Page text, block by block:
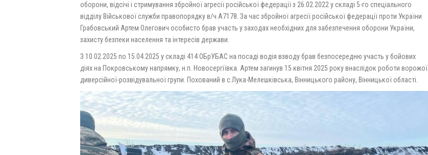
оборони, відсічі і стримування збройної агресії російської федерації з 26.02.2022 у складі 5-го спеціального
відділу Військової служби правопорядку в/ч А7178. За час збройної агресії російської федерації проти України
Грабовський Артем Олегович особисто брав участь у заходах необхідних для забезпечення оборони України,
захисту безпеки населення та інтересів держави.
З 10.02.2025 по 15.04.2025 у складі 414 ОБрУБАС на посаді водія взводу брав безпосередню участь у бойових
діях на Покровському напрямку, н.п. Новосергіївка. Артем загинув 15 квітня 2025 року внаслідок роботи ворожої
диверсійної-розвідувальної групи. Похований в с.Лука-Мелешківська, Вінницького району, Вінницької області.